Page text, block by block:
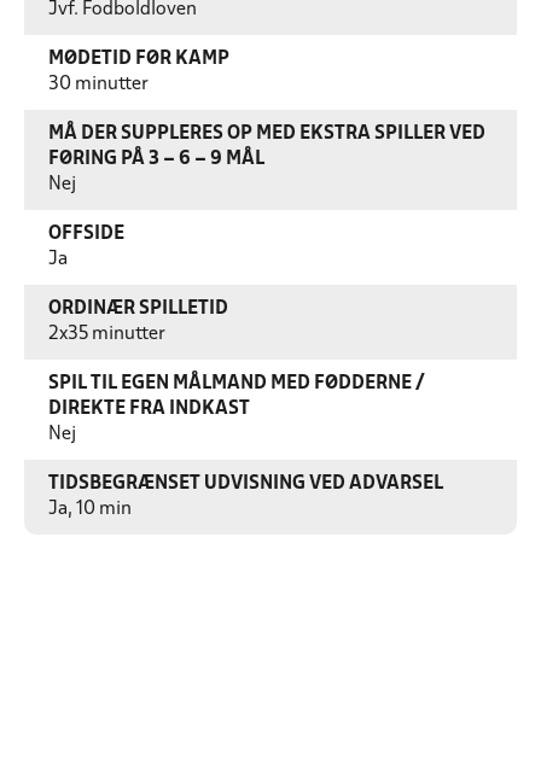
Jvf. Fodboldloven
MØDETID FØR KAMP
30 minutter
MÅ DER SUPPLERES OP MED EKSTRA SPILLER VED
FØRING PÅ 3 – 6 – 9 MÅL
Nej
OFFSIDE
Ja
ORDINÆR SPILLETID
2x35 minutter
SPIL TIL EGEN MÅLMAND MED FØDDERNE /
DIREKTE FRA INDKAST
Nej
TIDSBEGRÆNSET UDVISNING VED ADVARSEL
Ja, 10 min